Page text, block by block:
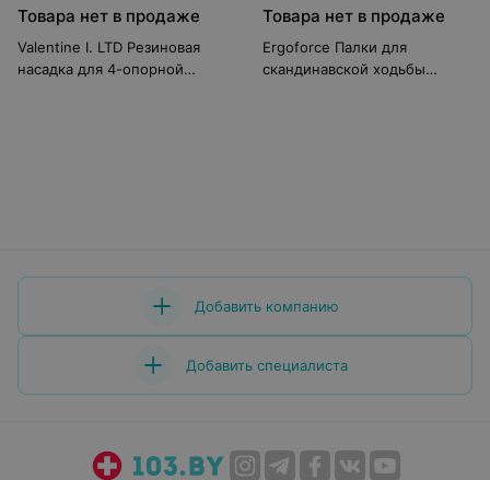
Товара нет в продаже
Valentine I. LTD Резиновая
насадка для 4-опорной
Товара нет в продаже
Ergoforce Палки для
скандинавской ходьбы
Добавить компанию
Добавить специалиста